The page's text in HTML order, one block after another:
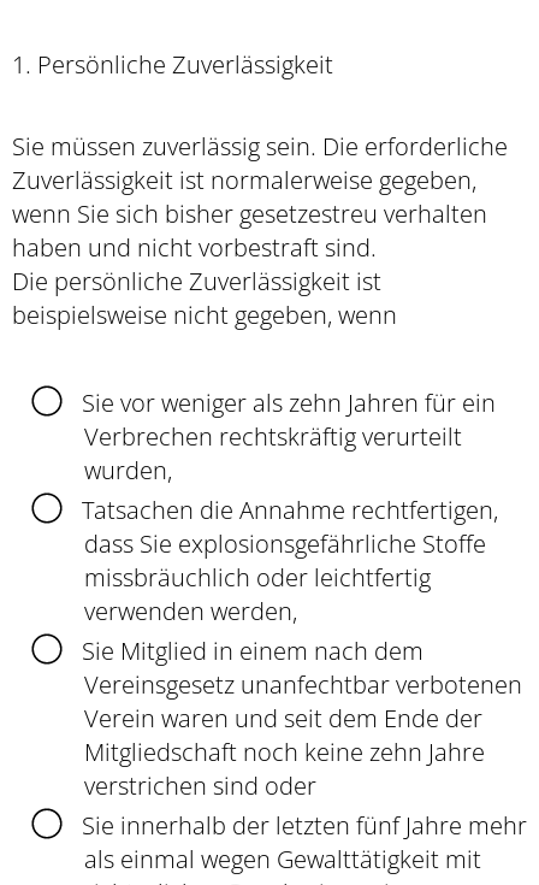
1. Persönliche Zuverlässigkeit
Sie müssen zuverlässig sein. Die erforderliche
Zuverlässigkeit ist normalerweise gegeben,
wenn Sie sich bisher gesetzestreu verhalten
haben und nicht vorbestraft sind.
Die persönliche Zuverlässigkeit ist
beispielsweise nicht gegeben, wenn
Sie vor weniger als zehn Jahren für ein
Verbrechen rechtskräftig verurteilt
wurden,
Tatsachen die Annahme rechtfertigen,
dass Sie explosionsgefährliche Stoffe
missbräuchlich oder leichtfertig
verwenden werden,
Sie Mitglied in einem nach dem
Vereinsgesetz unanfechtbar verbotenen
Verein waren und seit dem Ende der
Mitgliedschaft noch keine zehn Jahre
verstrichen sind oder
Sie innerhalb der letzten fünf Jahre mehr
als einmal wegen Gewalttätigkeit mit